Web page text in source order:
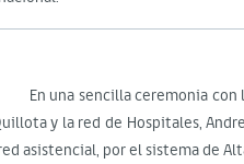
sencilla ceremonia con la
y la red de Hospitales,
asistencial, por el sistema de